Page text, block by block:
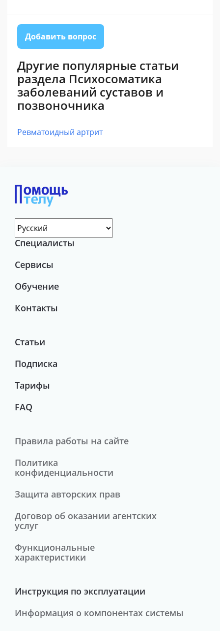
Добавить вопрос
Другие популярные статьи
раздела Психосоматика
заболеваний суставов и
позвоночника
Ревматоидный артрит
Специалисты
Сервисы
Обучение
Контакты
Статьи
Подписка
Тарифы
FAQ
Правила работы на сайте
Политика
конфиденциальности
Защита авторских прав
Договор об оказании агентских
услуг
Функциональные
характеристики
Инструкция по эксплуатации
Информация о компонентах системы